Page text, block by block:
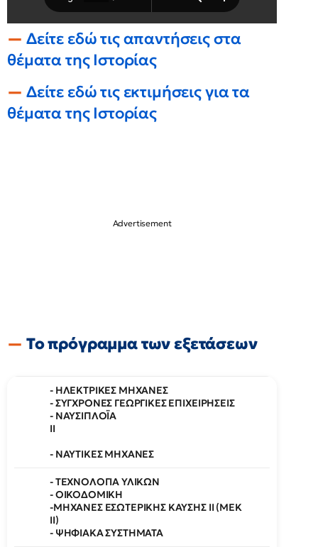
Δείτε εδώ τις απαντήσεις στα
θέματα της Ιστορίας
Δείτε εδώ τις εκτιμήσεις για τα
θέματα της Ιστορίας
Το πρόγραμμα των εξετάσεων
- ΗΛΕΚΤΡΙΚΕΣ ΜΗΧΑΝΕΣ
- ΣΥΓΧΡΟΝΕΣ ΓΕΩΡΓΙΚΕΣ ΕΠΙΧΕΙΡΗΣΕΙΣ
- ΝΑΥΣΙΠΛΟΪΑ
ΙΙ
- ΝΑΥΤΙΚΕΣ ΜΗΧΑΝΕΣ
- ΤΕΧΝΟΛΟΓΙΑ ΥΛΙΚΩΝ
- ΟΙΚΟΔΟΜΙΚΗ
-ΜΗΧΑΝΕΣ ΕΣΩΤΕΡΙΚΗΣ ΚΑΥΣΗΣ II (ΜΕΚ
ΙΙ)
- ΨΗΦΙΑΚΑ ΣΥΣΤΗΜΑΤΑ